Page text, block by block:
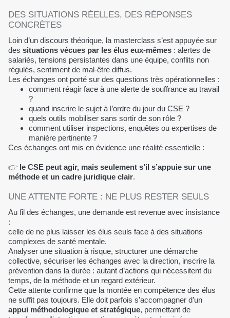
DES SITUATIONS RÉELLES, DES RÉPONSES
CONCRÈTES
Loin d’un discours théorique, la masterclass s’est appuyée sur
des situations vécues par les élus eux-mêmes : alertes de
salariés, tensions persistantes dans une équipe, conflits non
régulés, sentiment de mal-être diffus.
Les échanges ont porté sur des questions très opérationnelles :
comment réagir face à une alerte de souffrance au travail
?
quand inscrire le sujet à l’ordre du jour du CSE ?
quels outils mobiliser sans sortir de son rôle ?
comment utiliser inspections, enquêtes ou expertises de
manière pertinente ?
Ces échanges ont mis en évidence une réalité essentielle :
👉 le CSE peut agir, mais seulement s’il s’appuie sur une
méthode et un cadre juridique clair.
UNE ATTENTE FORTE : NE PLUS RESTER SEULS
Au fil des échanges, une demande est revenue avec insistance
:
celle de ne plus laisser les élus seuls face à des situations
complexes de santé mentale.
Analyser une situation à risque, structurer une démarche
collective, sécuriser les échanges avec la direction, inscrire la
prévention dans la durée : autant d’actions qui nécessitent du
temps, de la méthode et un regard extérieur.
Cette attente confirme que la montée en compétence des élus
ne suffit pas toujours. Elle doit parfois s’accompagner d’un
appui méthodologique et stratégique, permettant de